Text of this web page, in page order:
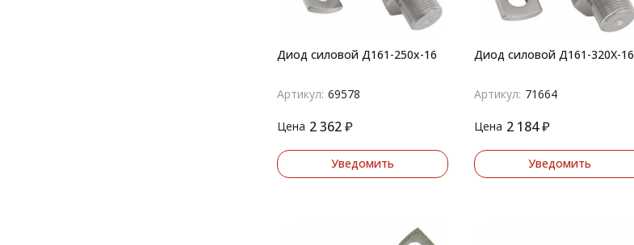
Диод силовой Д161-250х-16
Артикул: 69578
Цена 2 362 ₽
Уведомить
Диод силовой Д161-320Х-16
Артикул: 71664
Цена 2 184 ₽
Уведомить